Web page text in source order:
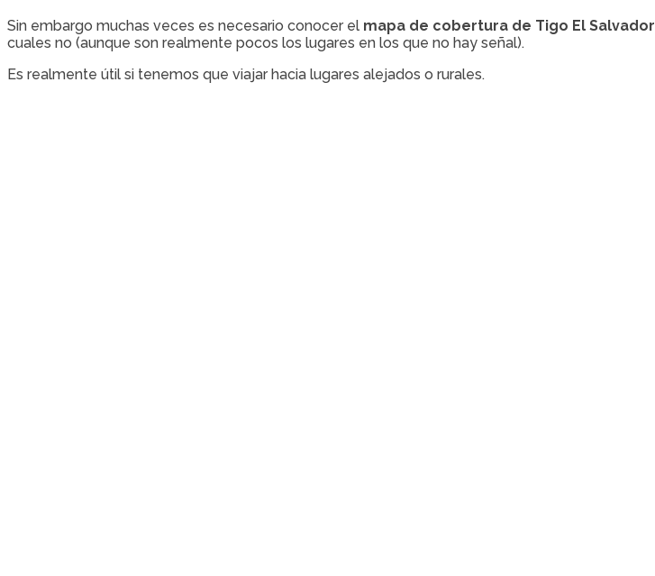
Sin embargo muchas veces es necesario conocer el mapa de cobertura de Tigo El Salvador
cuales no (aunque son realmente pocos los lugares en los que no hay señal).
Es realmente útil si tenemos que viajar hacia lugares alejados o rurales.